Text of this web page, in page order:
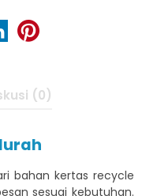
(0)
bahan kertas recycle
sesuai kebutuhan.